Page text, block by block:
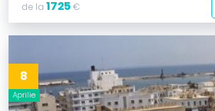
de la 1725 €
8
Aprilie